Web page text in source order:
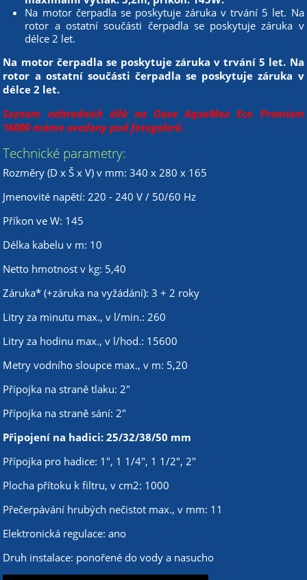
Na motor čerpadla se poskytuje záruka v trvání 5 let. Na
rotor a ostatní součásti čerpadla se poskytuje záruka v
délce 2 let.
Na motor čerpadla se poskytuje záruka v trvání 5 let. Na
rotor a ostatní součásti čerpadla se poskytuje záruka v
délce 2 let.
Seznam náhradních dílů na Oase AquaMax Eco Premium
16000 máme uvedeny pod fotogalerií.
Technické parametry:
Rozměry (D x Š x V) v mm: 340 x 280 x 165
Jmenovité napětí: 220 - 240 V / 50/60 Hz
Příkon ve W: 145
Délka kabelu v m: 10
Netto hmotnost v kg: 5,40
Záruka* (+záruka na vyžádání): 3 + 2 roky
Litry za minutu max., v l/min.: 260
Litry za hodinu max., v l/hod.: 15600
Metry vodního sloupce max., v m: 5,20
Přípojka na straně tlaku: 2"
Přípojka na straně sání: 2"
Připojení na hadici: 25/32/38/50 mm
Přípojka pro hadice: 1", 1 1/4", 1 1/2", 2"
Plocha přítoku k filtru, v cm2: 1000
Přečerpávání hrubých nečistot max., v mm: 11
Elektronická regulace: ano
Druh instalace: ponořené do vody a nasucho